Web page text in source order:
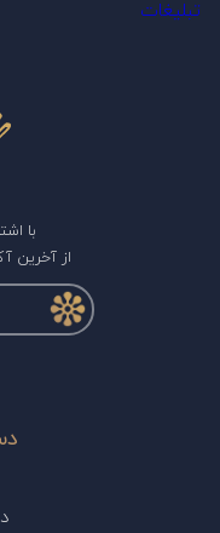
تبلیغات
با
از آخرین